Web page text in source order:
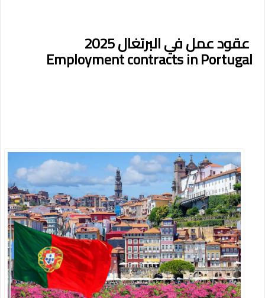
عقود عمل في البرتغال 2025
Employment contracts in Portugal